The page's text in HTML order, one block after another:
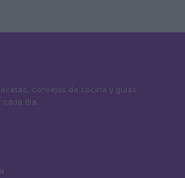
consejos de cocina y guías
día.